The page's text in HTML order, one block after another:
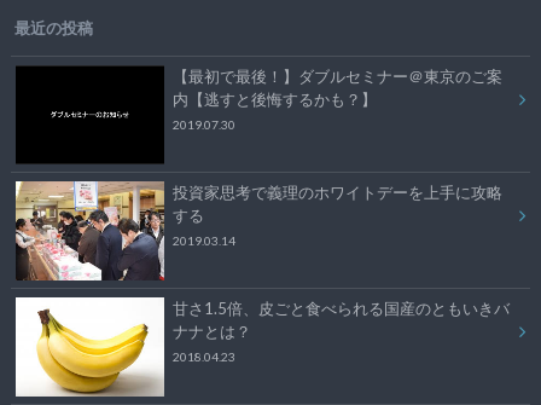
最近の投稿
【最初で最後！】ダブルセミナー＠東京のご案
内【逃すと後悔するかも？】
2019.07.30
投資家思考で義理のホワイトデーを上手に攻略
する
2019.03.14
甘さ1.5倍、皮ごと食べられる国産のともいきバ
ナナとは？
2018.04.23